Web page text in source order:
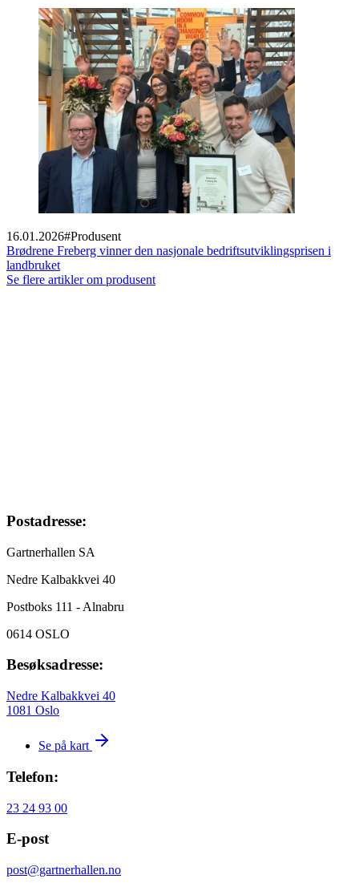
16.01.2026#Produsent
Brødrene Freberg vinner den nasjonale bedriftsutviklingsprisen i
landbruket
Se flere artikler om produsent
Postadresse:
Gartnerhallen SA
Nedre Kalbakkvei 40
Postboks 111 - Alnabru
0614 OSLO
Besøksadresse:
Nedre Kalbakkvei 40
1081 Oslo
Se på kart
Telefon:
23 24 93 00
E-post
post@gartnerhallen.no